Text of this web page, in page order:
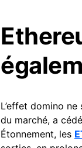
L’effet domino ne
du marché, a
Étonnement, les